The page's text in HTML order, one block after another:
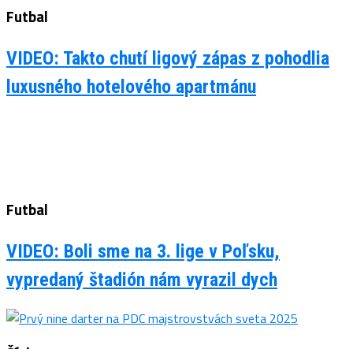
Futbal
VIDEO: Takto chutí ligový zápas z pohodlia
luxusného hotelového apartmánu
Futbal
VIDEO: Boli sme na 3. lige v Poľsku,
vypredaný štadión nám vyrazil dych